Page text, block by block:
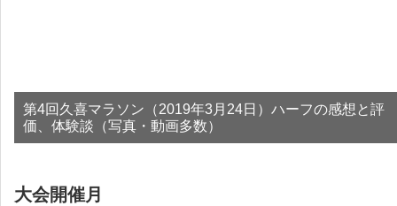
第4回久喜マラソン（2019年3月24日）ハーフの感想と評
価、体験談（写真・動画多数）
大会開催月